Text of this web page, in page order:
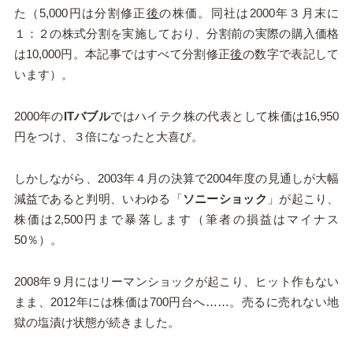
た（5,000円は分割修正後の株価。同社は2000年３月末に
１：２の株式分割を実施しており、分割前の実際の購入価格
は10,000円。本記事ではすべて分割修正後の数字で表記して
います）。
2000年のITバブルではハイテク株の代表として株価は16,950
円をつけ、３倍になったと大喜び。
しかしながら、2003年４月の決算で2004年度の見通しが大幅
減益であると判明、いわゆる「ソニーショック 」が起こり、
株価は2,500円まで暴落します（筆者の損益はマイナス
50％）。
2008年９月にはリーマンショックが起こり、ヒット作もない
まま、2012年には株価は700円台へ……。売るに売れない地
獄の塩漬け状態が続きました。